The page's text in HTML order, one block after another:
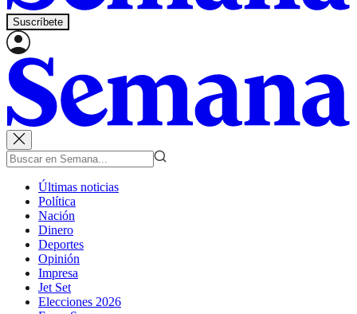
Suscríbete
Últimas noticias
Política
Nación
Dinero
Deportes
Opinión
Impresa
Jet Set
Elecciones 2026